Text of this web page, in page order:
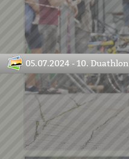
05.07.2024 - 10. Duathlon